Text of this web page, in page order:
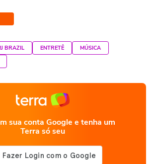
BRAZIL ENTRETÊ
MÚSICA
sua conta Google e tenha um
Terra só seu